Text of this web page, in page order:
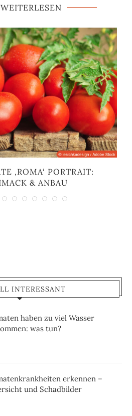
‚ROMA‘ PORTRAIT:
& ANBAU
INTERESSANT
haben zu viel Wasser
was tun?
erkennen –
und Schadbilder